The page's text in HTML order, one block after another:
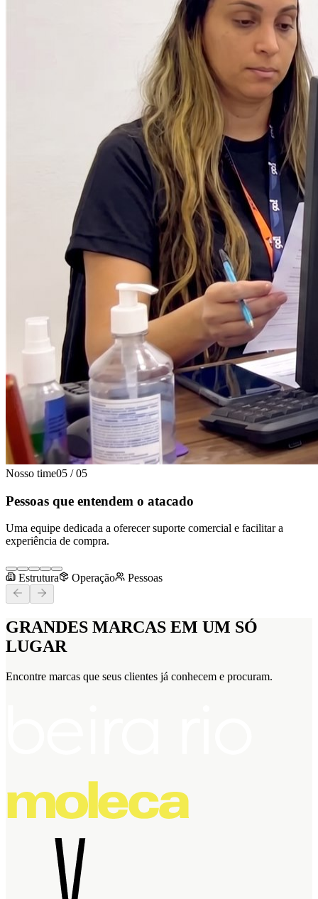
Nosso time05 / 05
Pessoas que entendem o atacado
Uma equipe dedicada a oferecer suporte comercial e facilitar a
experiência de compra.
Estrutura Operação Pessoas
GRANDES MARCAS EM UM SÓ
LUGAR
Encontre marcas que seus clientes já conhecem e procuram.